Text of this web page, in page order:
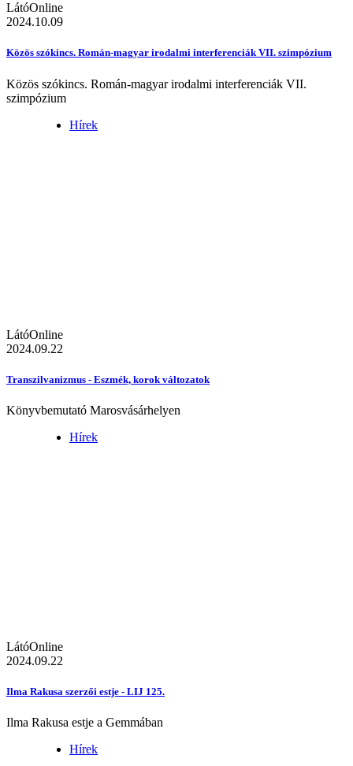
LátóOnline
2024.10.09
Közös szókincs. Román-magyar irodalmi interferenciák VII. szimpózium
Közös szókincs. Román-magyar irodalmi interferenciák VII.
szimpózium
Hírek
LátóOnline
2024.09.22
Transzilvanizmus - Eszmék, korok változatok
Könyvbemutató Marosvásárhelyen
Hírek
LátóOnline
2024.09.22
Ilma Rakusa szerzői estje - LIJ 125.
Ilma Rakusa estje a Gemmában
Hírek